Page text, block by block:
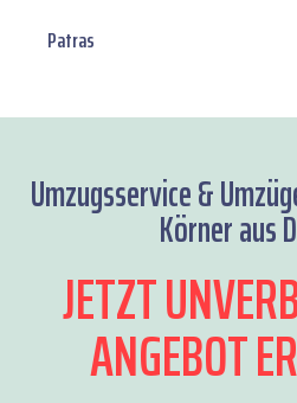
Patras
Umzugsservice &
Körner aus
JETZT
ANGEBOT